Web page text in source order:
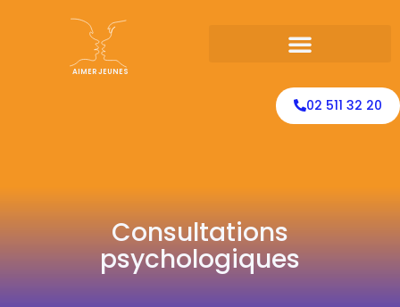
AIMER JEUNES
02 511 32 20
Consultations
psychologiques